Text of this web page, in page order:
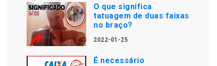
O que significa
tatuagem de duas faixas
no braço?
2022-01-25
É necessário